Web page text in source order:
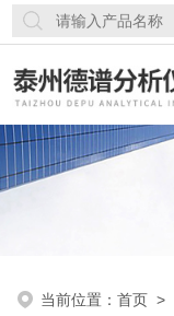
当前位置：首页 >